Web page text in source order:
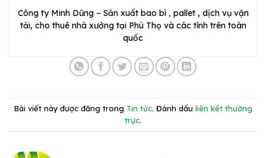
Công ty Minh Dũng – Sản xuất bao bì , pallet , dịch vụ vận
tải, cho thuê nhà xưởng tại Phú Thọ và các tỉnh trên toàn
quốc
Bài viết này được đăng trong Tin tức. Đánh dấu liên kết thường
trực.